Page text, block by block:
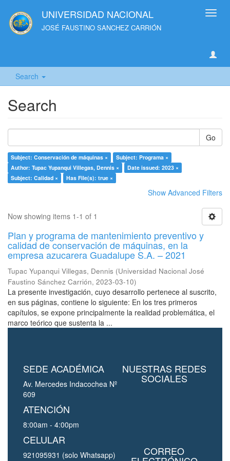
UNIVERSIDAD NACIONAL
JOSÉ FAUSTINO SANCHEZ CARRIÓN
Search
Search
Go
Subject: Conservación de máquinas ×
Subject: Programa ×
Author: Tupac Yupanqui Villegas, Dennis ×
Date issued: 2023 ×
Subject: Calidad ×
Has File(s): true ×
Show Advanced Filters
Now showing items 1-1 of 1
Plan y programa de mantenimiento preventivo y
calidad de conservación de máquinas, en la
empresa azucarera Guadalupe S.A. – 2021
Tupac Yupanqui Villegas, Dennis (Universidad Nacional José
Faustino Sánchez Carrión, 2023-03-10)
La presente investigación, cuyo desarrollo pertenece al suscrito,
en sus páginas, contiene lo siguiente: En los tres primeros
capítulos, se expone principalmente la realidad problemática, el
marco teórico que sustenta la ...
SEDE ACADÉMICA
Av. Mercedes Indacochea Nº
609
ATENCIÓN
8:00am - 4:00pm
CELULAR
921095931 (solo Whatsapp)
NUESTRAS REDES
SOCIALES
CORREO